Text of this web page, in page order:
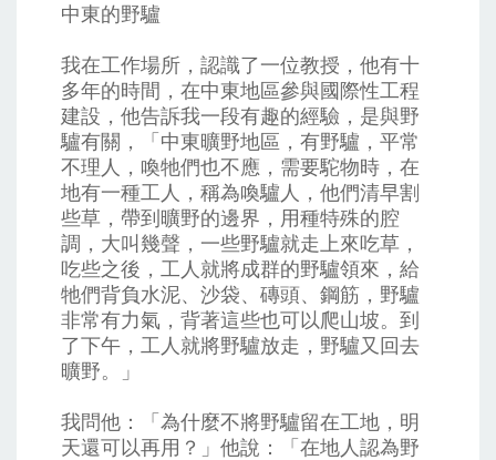
中東的野驢
我在工作場所，認識了一位教授，他有十
多年的時間，在中東地區參與國際性工程
建設，他告訴我一段有趣的經驗，是與野
驢有關，「中東曠野地區，有野驢，平常
不理人，喚牠們也不應，需要駝物時，在
地有一種工人，稱為喚驢人，他們清早割
些草，帶到曠野的邊界，用種特殊的腔
調，大叫幾聲，一些野驢就走上來吃草，
吃些之後，工人就將成群的野驢領來，給
牠們背負水泥、沙袋、磚頭、鋼筋，野驢
非常有力氣，背著這些也可以爬山坡。到
了下午，工人就將野驢放走，野驢又回去
曠野。」
我問他：「為什麼不將野驢留在工地，明
天還可以再用？」他說：「在地人認為野